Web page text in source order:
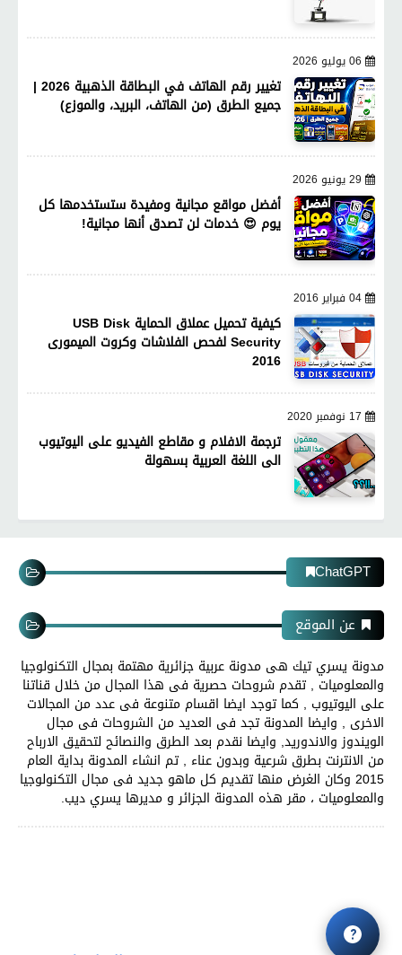
06 يوليو 2026
تغيير رقم الهاتف في البطاقة الذهبية 2026 |
جميع الطرق (من الهاتف، البريد، والموزع)
29 يونيو 2026
أفضل مواقع مجانية ومفيدة ستستخدمها كل
يوم 😍 خدمات لن تصدق أنها مجانية!
04 فبراير 2016
كيفية تحميل عملاق الحماية USB Disk
Security لفحص الفلاشات وكروت الميمورى
2016
17 نوفمبر 2020
ترجمة الافلام و مقاطع الفيديو على اليوتيوب
الى اللغة العربية بسهولة
ChatGPT
عن الموقع
مدونة يسري تيك هى مدونة عربية جزائرية مهتمة بمجال التكنولوجيا
والمعلوميات , تقدم شروحات حصرية فى هذا المجال من خلال قناتنا
على اليوتيوب , كما توجد ايضا اقسام متنوعة فى عدد من المجالات
الاخرى , وايضا المدونة تجد فى العديد من الشروحات فى مجال
الويندوز والاندوريد, وايضا نقدم بعد الطرق والنصائح لتحقيق الارباح
من الانترنت بطرق شرعية وبدون عناء , تم انشاء المدونة بداية العام
2015 وكان الغرض منها تقديم كل ماهو جديد فى مجال التكنولوجيا
والمعلوميات ، مقر هذه المدونة الجزائر و مديرها يسري ديب.